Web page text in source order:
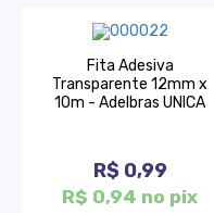
Fita Adesiva
Transparente 12mm x
10m - Adelbras UNICA
R$ 0,99
R$ 0,94 no pix